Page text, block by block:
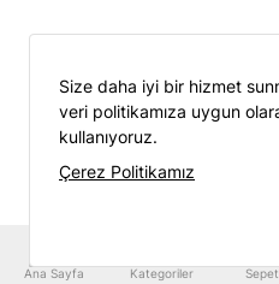
Ana Sayfa Kategoriler
Size daha iyi bir hizmet
veri politikamıza uygun
kullanıyoruz.
Çerez Politikamız